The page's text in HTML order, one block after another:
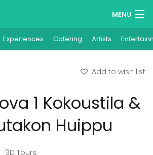
MENU
Wish lists
Add your venue
Experiences Catering Artists
Add to wish list
1 Kokoustila &
Huippu
3D Tours